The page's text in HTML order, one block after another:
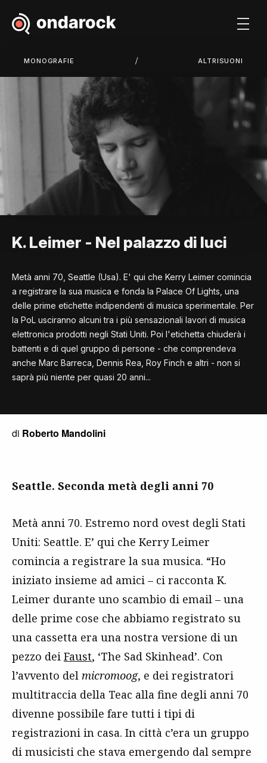
MONOGRAFIE / ALTRISUONI
K. Leimer - Nel palazzo di luci
Metà anni 70, Seattle (Usa). E' qui che Kerry Leimer comincia
a registrare la sua musica e fonda la Palace Of Lights, una
delle prime etichette indipendenti di musica sperimentale. Per
la PoL usciranno alcuni tra i più sensazionali lavori di musica
elettronica prodotti negli Stati Uniti. Poi l'etichetta chiuderà i
battenti e di quel gruppo di persone - che comprendeva
anche Marc Barreca, Dennis Rea, Roy Finch e altri - non si
saprà più niente per quasi 20 anni...
di Roberto Mandolini
Seattle. Seconda metà degli anni 70
Metà anni 70. Estremo nord ovest degli Stati
Uniti: Seattle. E’ qui che Kerry Leimer
comincia a registrare la sua musica. “Ho
iniziato insieme ad amici – ci racconta K.
Leimer durante uno scambio di email – una
delle prime cose che abbiamo registrato su
una cassetta era una nostra versione di un
pezzo dei Faust, ‘The Sad Skinhead’. Con
l’avvento del micromoog, e dei registratori
multitraccia della Teac alla fine degli anni 70
divenne possibile fare tutti i tipi di
registrazioni in casa. In città c’era un gruppo
di musicisti che stava emergendo dal sempre